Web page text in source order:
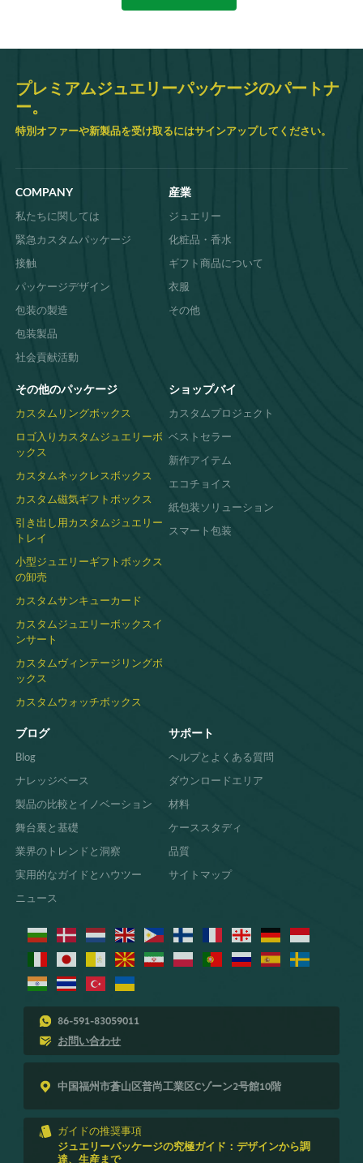
ば、当社のおいしいスナックギフトボック
際的な味を特徴とする美食の旅を提供しま
ックを展示した日本のギフトボックスオプシ
品質を保証するために細心の注意を払って組
物に最適です。スナックがきれいな状態で届
くことを保証します。そして、私たちの発見
へようこそ素晴らしいコレクション
ークのギフトボックスやバス＆ボディワーク
まざまなギフトボックスを取り揃えていま
す。急なサプライズに近くのギフトボックス
が必要な場合でも、大切な人への特別なラン
カスターギフトボックスが必要な場合でも、
ンとエレガントなウォルグリーンのギフトボ
ックスが美しくマッチします。独自のアイデ
アをお持ちの場合は、パーソナルギフトもサ
うこそ！
プレミアムジュエリーパッケージのパートナ
ー。
特別オファーや新製品を受け取るにはサインアップしてください。
COMPANY
私たちに関しては
緊急カスタムパッケージ
接触
パッケージデザイン
包装の製造
包装製品
社会貢献活動
産業
ジュエリー
化粧品・香水
ギフト商品について
衣服
その他
その他のパッケージ
カスタムリングボックス
ロゴ入りカスタムジュエリーボ
ックス
カスタムネックレスボックス
カスタム磁気ギフトボックス
引き出し用カスタムジュエリー
トレイ
小型ジュエリーギフトボックス
の卸売
カスタムサンキューカード
カスタムジュエリーボックスイ
ンサート
カスタムヴィンテージリングボ
ックス
カスタムウォッチボックス
ショップバイ
カスタムプロジェクト
ベストセラー
新作アイテム
エコチョイス
紙包装ソリューション
スマート包装
ブログ
Blog
ナレッジベース
製品の比較とイノベーション
舞台裏と基礎
業界のトレンドと洞察
実用的なガイドとハウツー
ニュース
サポート
ヘルプとよくある質問
ダウンロードエリア
材料
ケーススタディ
品質
サイトマップ
86-591-83059011
お問い合わせ
中国福州市蒼山区普尚工業区Cゾーン2号館10階
ガイドの推奨事項
ジュエリーパッケージの究極ガイド：デザインから調
達、生産まで